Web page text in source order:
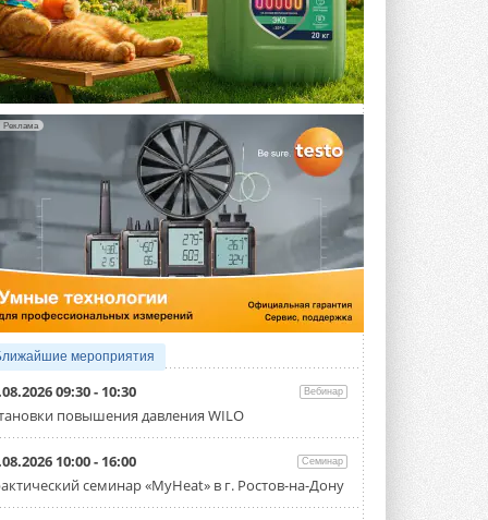
21-й ежегодный форум
«ЦОД-2026»
Мероприятие пройдет 2-3 сентября в
отеле Radisson Slavyanskaya. Форум
посетит более двух тысяч участников ...
ВЧЕРА
Китайская Shenling представила
линейку тепловых насосов
«воздух-вода» на R290
Серия ThermaX R290 All-In-One
включает три модели ...
4 АВГУСТА 2026
Тепловые насосы в связке с
солнечной генерацией и
накопителем снижают
потребление на 60%
Исследователи из Италии установили ...
4 АВГУСТА 2026
«РУСКЛИМАТ Fest 2026» в Уфе
собрал свыше 700 профи
климатической отрасли
Организатором выступил торгово-
производственный холдинг ...
3 АВГУСТА 2026
Реклама
мероприятия
09:30 - 10:30 Вебинар
повышения давления WILO
10:00 - 16:00 Семинар
семинар «MyHeat» в г. Ростов-на-Дону